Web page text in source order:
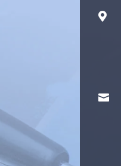

